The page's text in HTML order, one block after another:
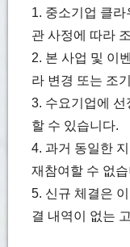
1. 중소기업 클라
관 사정에 따라
2. 본 사업 및 이
라 변경 또는 조
3. 수요기업에 선
할 수 있습니다.
4. 과거 동일한
재참여할 수 없
5. 신규 체결은
결 내역이 없는